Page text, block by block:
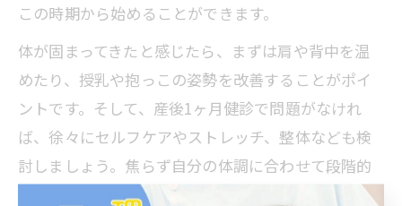
この時期から始めることができます。
体が固まってきたと感じたら、まずは肩や背中を温
めたり、授乳や抱っこの姿勢を改善することがポイ
ントです。そして、産後1ヶ月健診で問題がなけれ
ば、徐々にセルフケアやストレッチ、整体なども検
討しましょう。焦らず自分の体調に合わせて段階的
にケアを行うことが、産後の肩こり対策には重要で